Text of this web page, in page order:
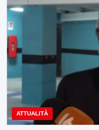
ATTUALITÀ